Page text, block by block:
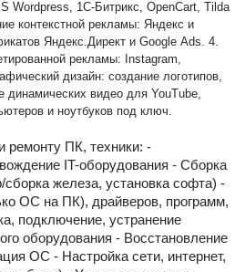
Wordpress, 1С-Битрикс, OpenCart, Tilda
контекстной рекламы: Яндекс и
Яндекс.Директ и Google Ads. 4.
рекламы: Instagram,
дизайн: создание логотипов,
динамических видео для YouTube,
и ноутбуков под ключ.
ремонту ПК, техники: -
IT-оборудования - Сборка
железа, установка софта) -
ОС на ПК), драйверов, программ,
подключение, устранение
оборудования - Восстановление
ОС - Настройка сети, интернет,